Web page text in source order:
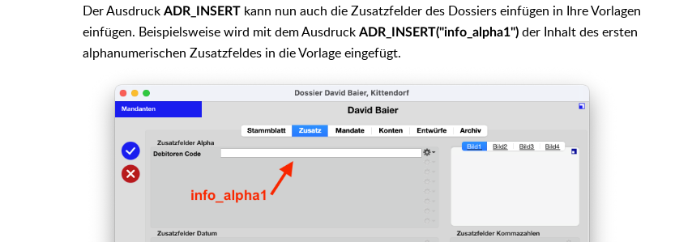
Der Ausdruck ADR_INSERT kann nun auch die Zusatzfelder des Dossiers einfügen in Ihre Vorlagen
einfügen. Beispielsweise wird mit dem Ausdruck ADR_INSERT("info_alpha1") der Inhalt des ersten
alphanumerischen Zusatzfeldes in die Vorlage eingefügt.